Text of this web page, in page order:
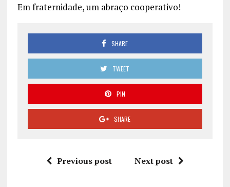
Em fraternidade, um abraço cooperativo!
SHARE
TWEET
PIN
SHARE
Previous post Next post